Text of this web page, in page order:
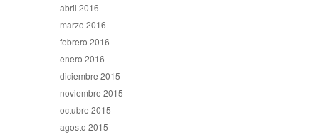
abril 2016
marzo 2016
febrero 2016
enero 2016
diciembre 2015
noviembre 2015
octubre 2015
agosto 2015